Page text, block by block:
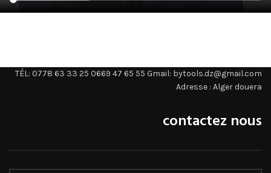
TÉL: 0778 63 33 25 0669 47 65 55 Gmail: bytools.dz@gmail.com
Adresse : Alger douera
contactez nous